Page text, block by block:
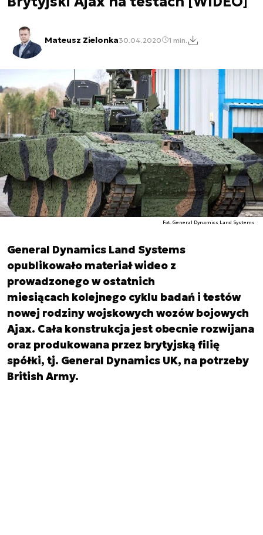
Mateusz Zielonka30.04.2020 1 min.
Fot. General Dynamics Land Systems
General Dynamics Land Systems
opublikowało materiał wideo z
prowadzonego w ostatnich
miesiącach kolejnego cyklu badań i testów
nowej rodziny wojskowych wozów bojowych
Ajax. Cała konstrukcja jest obecnie rozwijana
oraz produkowana przez brytyjską filię
spółki, tj. General Dynamics UK, na potrzeby
British Army.